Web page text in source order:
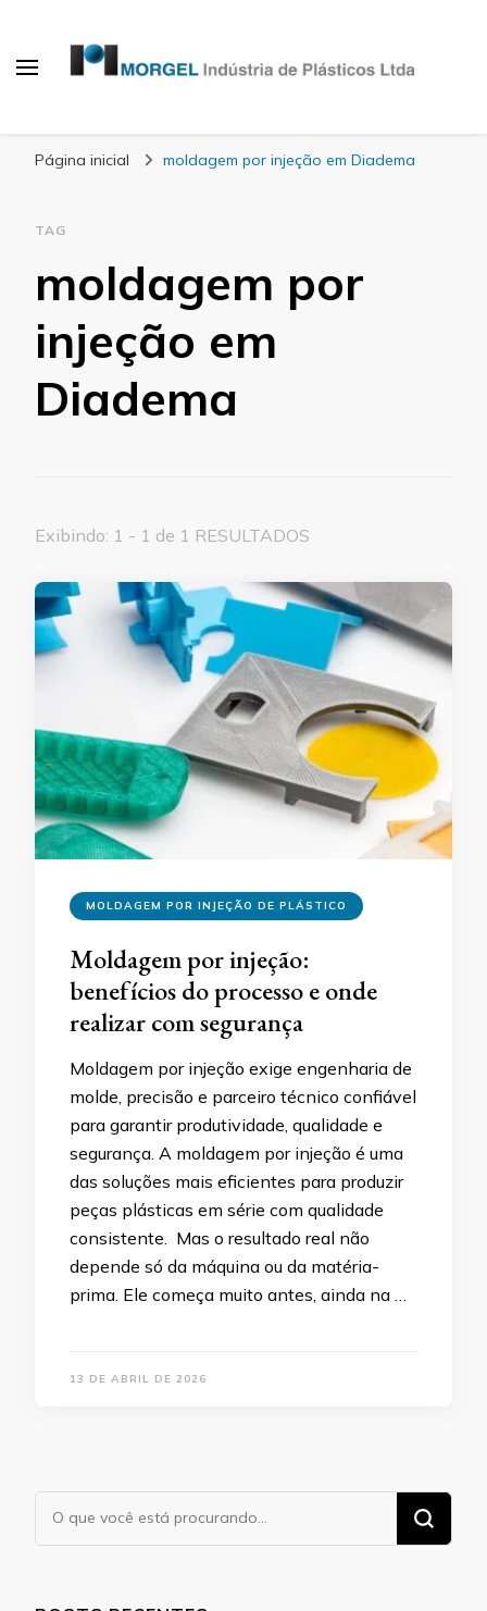
Página inicial moldagem por injeção em Diadema
TAG
moldagem por
injeção em
Diadema
Exibindo: 1 - 1 de 1 RESULTADOS
MOLDAGEM POR INJEÇÃO DE PLÁSTICO
Moldagem por injeção:
benefícios do processo e onde
realizar com segurança
Moldagem por injeção exige engenharia de
molde, precisão e parceiro técnico confiável
para garantir produtividade, qualidade e
segurança. A moldagem por injeção é uma
das soluções mais eficientes para produzir
peças plásticas em série com qualidade
consistente. Mas o resultado real não
depende só da máquina ou da matéria-
prima. Ele começa muito antes, ainda na …
13 DE ABRIL DE 2026
Procurando
algo?